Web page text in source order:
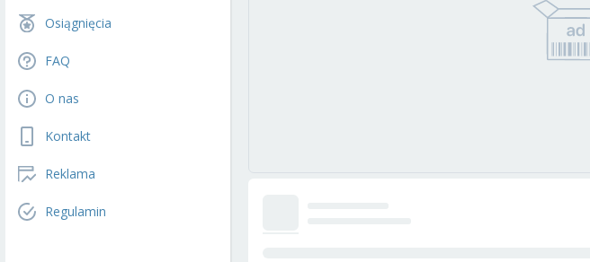
Osiągnięcia
FAQ
O nas
Kontakt
Reklama
Regulamin